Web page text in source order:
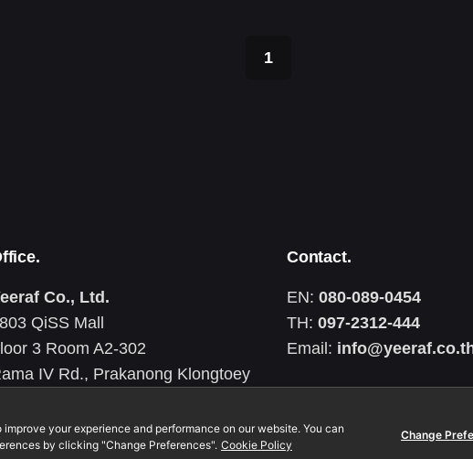
1
Co., Ltd.
QiSS Mall
3 Room A2-302
IV Rd., Prakanong Klongtoey
ID: 0105561096370
Contact.
EN: 080-089-0454
TH: 097-2312-444
Email:
improve your experience and performance on our website. You can
by clicking "Change Preferences". Cookie Policy
Change